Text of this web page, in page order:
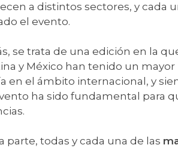
a distintos sectores, y cada
el evento.
se trata de una edición en la
y México han tenido un
en el ámbito internacional, y
ha sido fundamental para
parte, todas y cada una de las